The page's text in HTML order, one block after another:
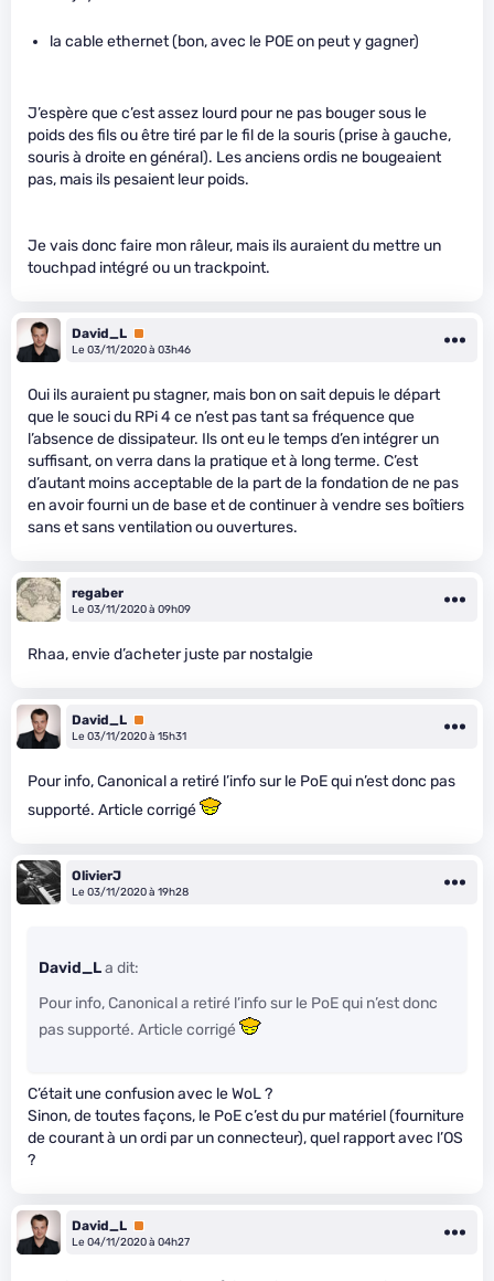
la cable ethernet (bon, avec le POE on peut y gagner)
J’espère que c’est assez lourd pour ne pas bouger sous le
poids des fils ou être tiré par le fil de la souris (prise à gauche,
souris à droite en général). Les anciens ordis ne bougeaient
pas, mais ils pesaient leur poids.
Je vais donc faire mon râleur, mais ils auraient du mettre un
touchpad intégré ou un trackpoint.
David_L Premium
Le 03/11/2020 à 03h46
Oui ils auraient pu stagner, mais bon on sait depuis le départ
que le souci du RPi 4 ce n’est pas tant sa fréquence que
l’absence de dissipateur. Ils ont eu le temps d’en intégrer un
suffisant, on verra dans la pratique et à long terme. C’est
d’autant moins acceptable de la part de la fondation de ne pas
en avoir fourni un de base et de continuer à vendre ses boîtiers
sans et sans ventilation ou ouvertures.
regaber
Le 03/11/2020 à 09h09
Rhaa, envie d’acheter juste par nostalgie
David_L Premium
Le 03/11/2020 à 15h31
Pour info, Canonical a retiré l’info sur le PoE qui n’est donc pas
supporté. Article corrigé
OlivierJ
Le 03/11/2020 à 19h28
David_La dit:
Pour info, Canonical a retiré l’info sur le PoE qui n’est donc
pas supporté. Article corrigé
C’était une confusion avec le WoL ?
Sinon, de toutes façons, le PoE c’est du pur matériel (fourniture
de courant à un ordi par un connecteur), quel rapport avec l’OS
?
David_L Premium
Le 04/11/2020 à 04h27